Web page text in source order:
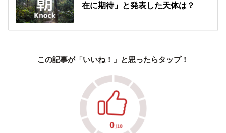
在に期待」と発表した天体は？
この記事が「いいね！」と思ったらタップ！